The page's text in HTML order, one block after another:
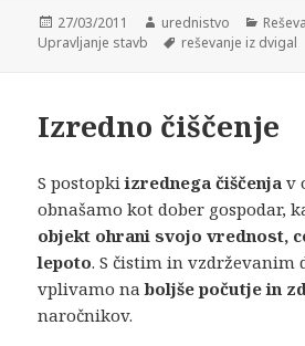
Posted
on
27/03/2011 Author
urednistvo
Upravljanje stavb
Tags
reševanje iz dvigal
Izredno čiščenje
S postopkiizrednega čiščenja v
obnašamo kot dober gospodar,
objekt ohrani svojo vrednost,
lepoto. S čistim in vzdrževanim
vplivamo naboljše počutje in
naročnikov.